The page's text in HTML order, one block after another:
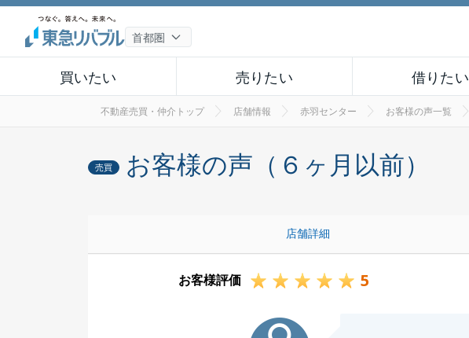
買いたい 売りたい 借りたい
不動産売買・仲介トップ 店舗情報 赤羽センター お客様の声一覧
売買 お客様の声（６ヶ月以前）
店舗詳細
お客様評価 5